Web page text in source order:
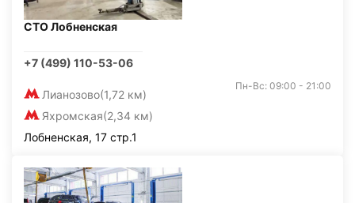
СТО Лобненская
+7 (499) 110-53-06
Лианозово(1,72 км)
Яхромская(2,34 км)
Пн-Вс: 09:00 - 21:00
Лобненская, 17 стр.1